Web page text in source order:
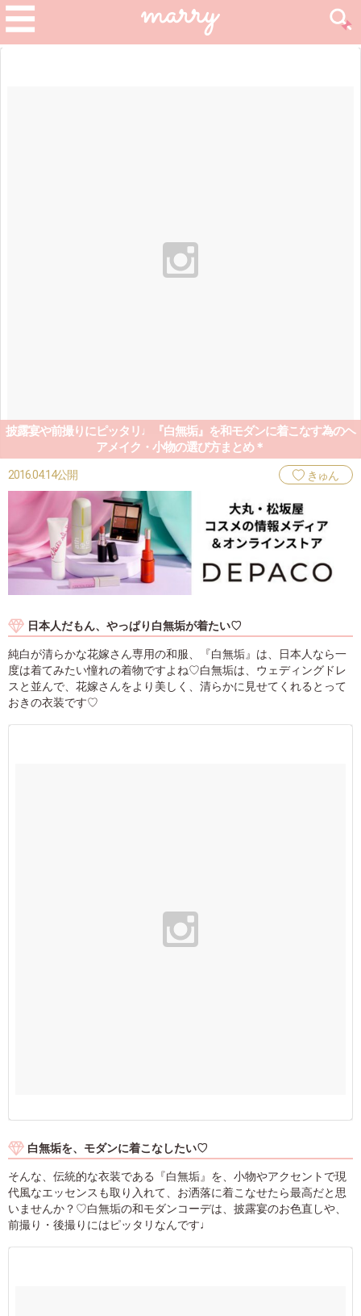
披露宴や前撮りにピッタリ♩『白無垢』を和モダンに着こなす為のヘ
アメイク・小物の選び方まとめ＊
2016.04.14公開 きゅん
日本人だもん、やっぱり白無垢が着たい♡
純白が清らかな花嫁さん専用の和服、『白無垢』は、日本人なら一
度は着てみたい憧れの着物ですよね♡白無垢は、ウェディングドレ
スと並んで、花嫁さんをより美しく、清らかに見せてくれるとって
おきの衣装です♡
白無垢を、モダンに着こなしたい♡
そんな、伝統的な衣装である『白無垢』を、小物やアクセントで現
代風なエッセンスも取り入れて、お洒落に着こなせたら最高だと思
いませんか？♡白無垢の和モダンコーデは、披露宴のお色直しや、
前撮り・後撮りにはピッタリなんです♩